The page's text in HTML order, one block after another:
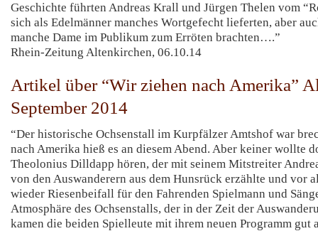
Geschichte führten Andreas Krall und Jürgen Thelen vom
sich als Edelmänner manches Wortgefecht lieferten, aber
manche Dame im Publikum zum Erröten brachten….”
Rhein-Zeitung Altenkirchen, 06.10.14
Artikel über “Wir ziehen nach Amerika”
September 2014
“Der historische Ochsenstall im Kurpfälzer Amtshof war
nach Amerika hieß es an diesem Abend. Aber keiner wollte
Theolonius Dilldapp hören, der mit seinem Mitstreiter
von den Auswanderern aus dem Hunsrück erzählte und vor
wieder Riesenbeifall für den Fahrenden Spielmann und
Atmosphäre des Ochsenstalls, der in der Zeit der
kamen die beiden Spielleute mit ihrem neuen Programm gut